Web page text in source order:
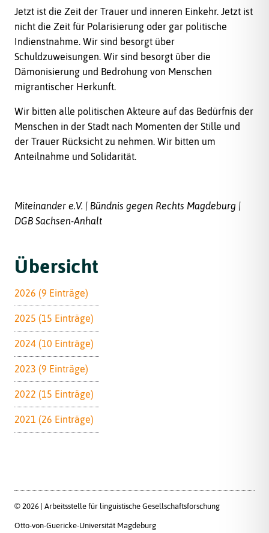
Jetzt ist die Zeit der Trauer und inneren Einkehr. Jetzt ist
nicht die Zeit für Polarisierung oder gar politische
Indienstnahme. Wir sind besorgt über
Schuldzuweisungen. Wir sind besorgt über die
Dämonisierung und Bedrohung von Menschen
migrantischer Herkunft.
Wir bitten alle politischen Akteure auf das Bedürfnis der
Menschen in der Stadt nach Momenten der Stille und
der Trauer Rücksicht zu nehmen. Wir bitten um
Anteilnahme und Solidarität.
Miteinander e.V. | Bündnis gegen Rechts Magdeburg |
DGB Sachsen-Anhalt
Übersicht
2026 (9 Einträge)
2025 (15 Einträge)
2024 (10 Einträge)
2023 (9 Einträge)
2022 (15 Einträge)
2021 (26 Einträge)
© 2026 | Arbeitsstelle für linguistische Gesellschaftsforschung
Otto-von-Guericke-Universität Magdeburg